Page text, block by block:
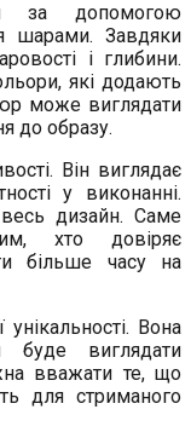
за допомогою
шарами. Завдяки
і глибини.
які додають
може виглядати
до образу.
Він виглядає
у виконанні.
дизайн. Саме
хто довіряє
більше часу на
унікальності. Вона
буде виглядати
вважати те, що
для стриманого